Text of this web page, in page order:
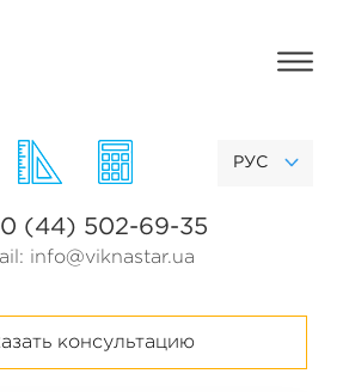
РУС
(44) 502-69-35
info@viknastar.ua
консультацию